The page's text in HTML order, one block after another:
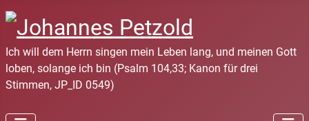
Ich will dem Herrn singen mein Leben lang, und meinen Gott
loben, solange ich bin (Psalm 104,33; Kanon für drei
Stimmen, JP_ID 0549)